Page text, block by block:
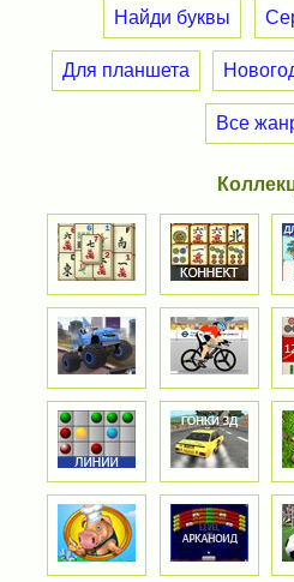
Найди буквы
Для планшета
Все